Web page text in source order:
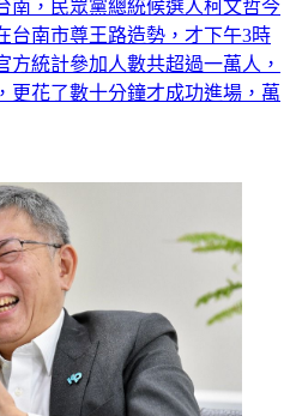
南，民眾黨總統候選人柯文哲今
台南市尊王路造勢，才下午3時
方統計參加人數共超過一萬人，
更花了數十分鐘才成功進場，萬